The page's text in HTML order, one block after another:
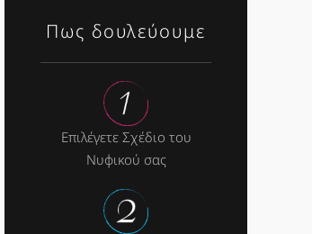
Πως δουλεύουμε
Επιλέγετε Σχέδιο του
Νυφικού σας